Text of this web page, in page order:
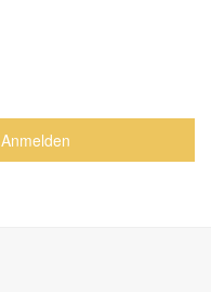
Anmelden